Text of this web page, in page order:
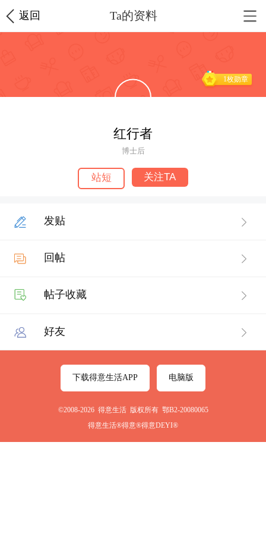
返回 Ta的资料
1枚勋章
红行者
博士后
站短 关注TA
发贴
回帖
帖子收藏
好友
下载得意生活APP 电脑版
©2008-2026 得意生活 版权所有 鄂B2-20080065
得意生活®得意®得意DEYI®